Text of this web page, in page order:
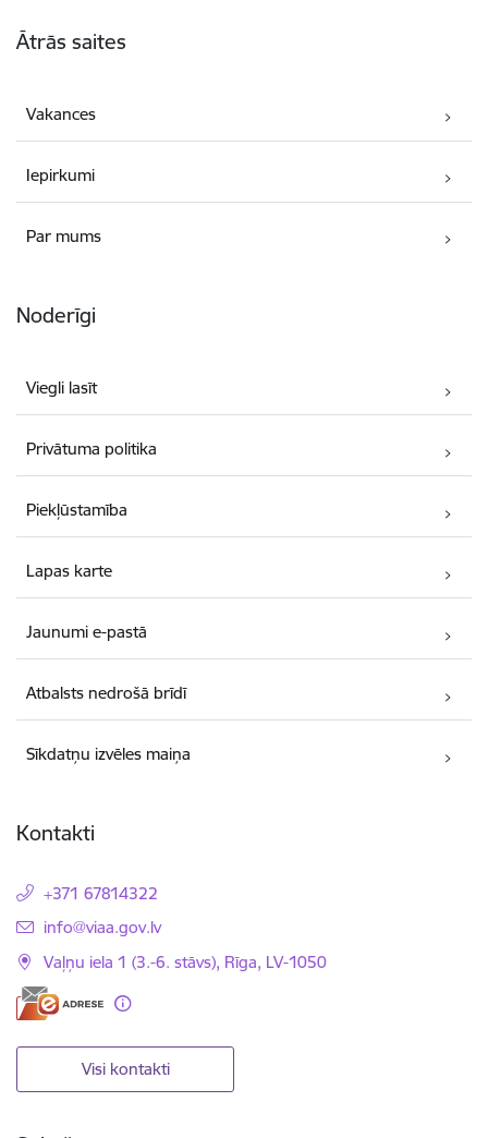
Ātrās saites
Vakances
Iepirkumi
Par mums
Noderīgi
Viegli lasīt
Privātuma politika
Piekļūstamība
Lapas karte
Jaunumi e-pastā
Atbalsts nedrošā brīdī
Sīkdatņu izvēles maiņa
Kontakti
+371 67814322
E-pasts:
info@viaa.gov.lv
Vaļņu iela 1 (3.-6. stāvs), Rīga, LV-1050
Visi kontakti